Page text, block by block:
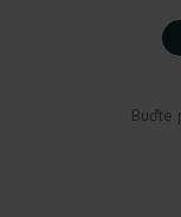
Buďte